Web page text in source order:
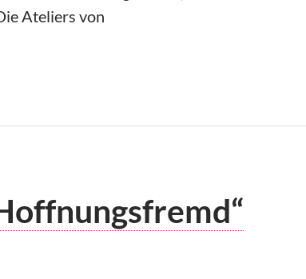
Ateliers von
Menzing